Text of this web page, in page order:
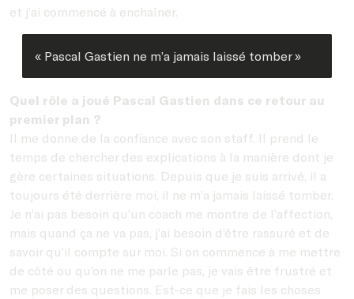
et j’ai commencé à enchaîner.
« Pascal Gastien ne m’a jamais laissé tomber »
Quel rôle a joué Pascal Gastien dans ce retour au
premier plan ?
Il me donne de la confiance avec son staff. Il prend le
temps de chercher des explications à la manière dont je
gère certaines situations. Depuis que je suis arrivé, il a
toujours été derrière moi, il ne m’a jamais laissé tomber.
Je n’ai pas besoin qu’un coach me montre de l’affection,
mais quand ça ne va pas, j’ai besoin d’être rassuré et de
savoir qu’il compte sur moi. Si on commence à me mettre
de côté ou qu’on ne me parle pas, je vais être frustré et
me poser des questions. Est-ce que je fais les choses